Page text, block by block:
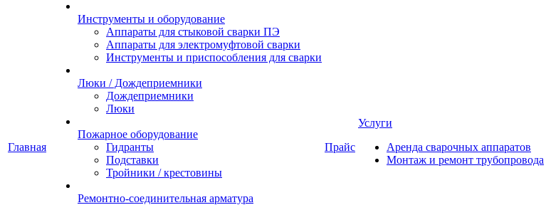
Главная
Инструменты и оборудование
Аппараты для стыковой сварки ПЭ
Аппараты для электромуфтовой сварки
Инструменты и приспособления для сварки
Люки / Дождеприемники
Дождеприемники
Люки
Пожарное оборудование
Гидранты
Подставки
Тройники / крестовины
Ремонтно-соединительная арматура
Прайс
Услуги
Аренда сварочных аппаратов
Монтаж и ремонт трубопровода